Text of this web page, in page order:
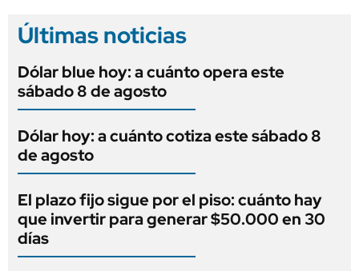
Últimas noticias
Dólar blue hoy: a cuánto opera este
sábado 8 de agosto
Dólar hoy: a cuánto cotiza este sábado 8
de agosto
El plazo fijo sigue por el piso: cuánto hay
que invertir para generar $50.000 en 30
días